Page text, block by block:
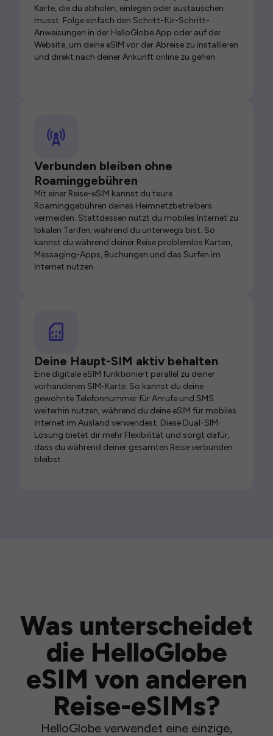
Karte, die du abholen, einlegen oder austauschen
musst. Folge einfach den Schritt-für-Schritt-
Anweisungen in der HelloGlobe App oder auf der
Website, um deine eSIM vor der Abreise zu installieren
und direkt nach deiner Ankunft online zu gehen.
Verbunden bleiben ohne
Roaminggebühren
Mit einer Reise-eSIM kannst du teure
Roaminggebühren deines Heimnetzbetreibers
vermeiden. Stattdessen nutzt du mobiles Internet zu
lokalen Tarifen, während du unterwegs bist. So
kannst du während deiner Reise problemlos Karten,
Messaging-Apps, Buchungen und das Surfen im
Internet nutzen.
Deine Haupt-SIM aktiv behalten
Eine digitale eSIM funktioniert parallel zu deiner
vorhandenen SIM-Karte. So kannst du deine
gewohnte Telefonnummer für Anrufe und SMS
weiterhin nutzen, während du deine eSIM für mobiles
Internet im Ausland verwendest. Diese Dual-SIM-
Lösung bietet dir mehr Flexibilität und sorgt dafür,
dass du während deiner gesamten Reise verbunden
bleibst.
Was unterscheidet
die HelloGlobe
eSIM von anderen
Reise-eSIMs?
HelloGlobe verwendet eine einzige,